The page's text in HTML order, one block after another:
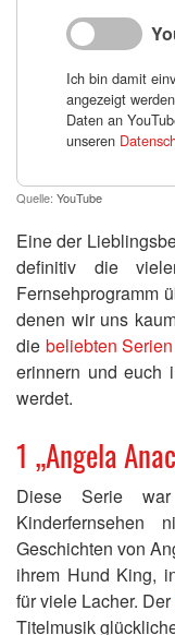
Ich bin damit
angezeigt
Daten an
unseren
Quelle: YouTube
Eine der
definitiv die
Fernsehprogramm
denen wir uns
die beliebten
erinnern und euch
werdet.
1 „Angela
Diese Serie
Kinderfernsehen
Geschichten von
ihrem Hund King,
für viele Lacher. Der
Titelmusik